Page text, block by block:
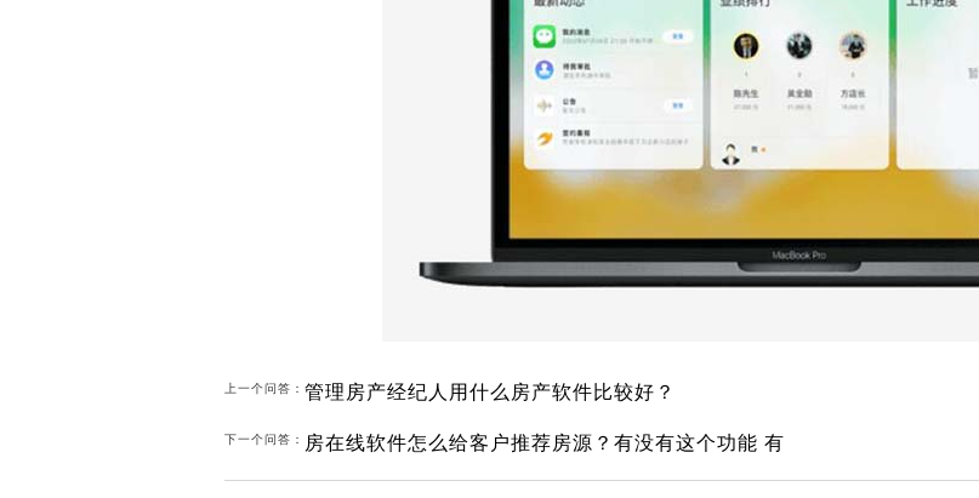
上一个问答： 管理房产经纪人用什么房产软件比较好？
下一个问答： 房在线软件怎么给客户推荐房源？有没有这个功能 有